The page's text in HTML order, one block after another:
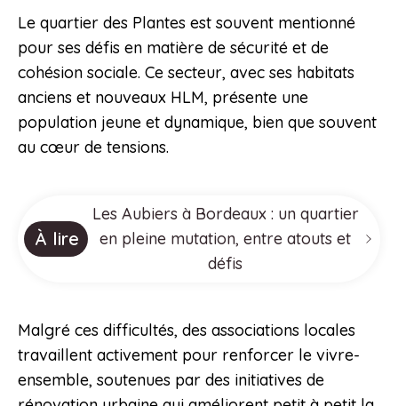
Le quartier des Plantes est souvent mentionné
pour ses défis en matière de sécurité et de
cohésion sociale. Ce secteur, avec ses habitats
anciens et nouveaux HLM, présente une
population jeune et dynamique, bien que souvent
au cœur de tensions.
À lire
Les Aubiers à Bordeaux : un quartier
en pleine mutation, entre atouts et
défis
Malgré ces difficultés, des associations locales
travaillent activement pour renforcer le vivre-
ensemble, soutenues par des initiatives de